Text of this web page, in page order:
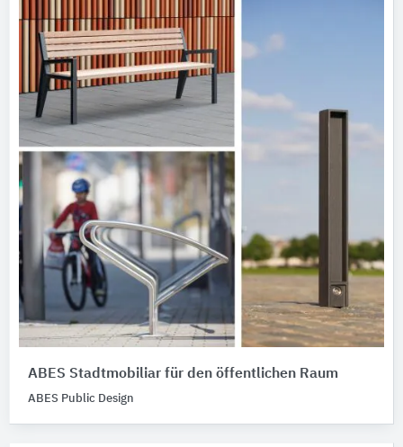
ABES Stadtmobiliar für den öffentlichen Raum
ABES Public Design